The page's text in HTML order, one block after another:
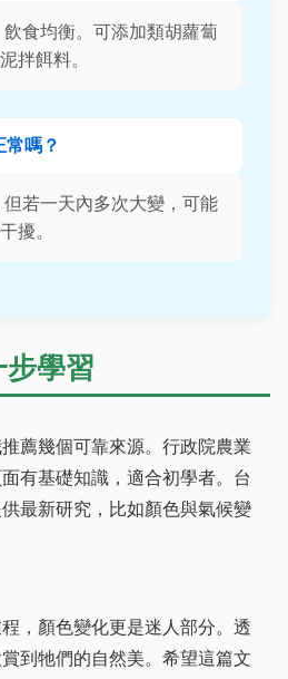
食均衡。可添加類胡蘿蔔
拌餌料。
嗎？
若一天內多次大變，可能
擾。
學習
薦幾個可靠來源。行政院農業
有基礎知識，適合初學者。台
最新研究，比如顏色與氣候變
，顏色變化更是迷人部分。透
到牠們的自然美。希望這篇文